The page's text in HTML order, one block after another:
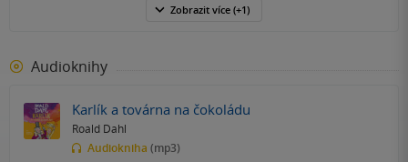
Zobrazit více (+1)
Audioknihy
Karlík a továrna na čokoládu
Roald Dahl
Audiokniha (mp3)